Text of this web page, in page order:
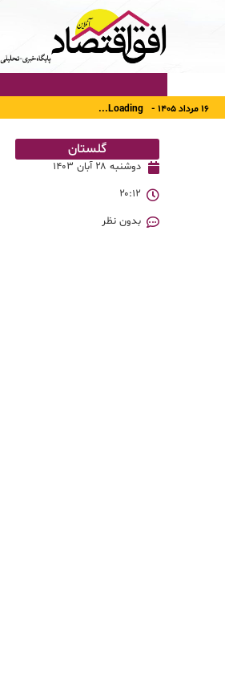
۱۶ مرداد ۱۴۰۵ - Loading...
گلستان
دوشنبه ۲۸ آبان ۱۴۰۳
۲۰:۱۲
بدون نظر